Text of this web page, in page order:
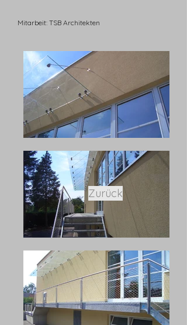
Mitarbeit: TSB Architekten
Zurück